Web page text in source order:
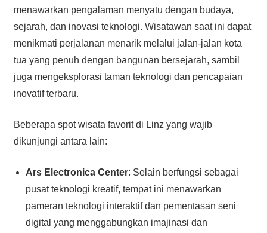
menawarkan pengalaman menyatu dengan budaya,
sejarah, dan inovasi teknologi. Wisatawan saat ini dapat
menikmati perjalanan menarik melalui jalan-jalan kota
tua yang penuh dengan bangunan bersejarah, sambil
juga mengeksplorasi taman teknologi dan pencapaian
inovatif terbaru.
Beberapa spot wisata favorit di Linz yang wajib
dikunjungi antara lain:
Ars Electronica Center: Selain berfungsi sebagai
pusat teknologi kreatif, tempat ini menawarkan
pameran teknologi interaktif dan pementasan seni
digital yang menggabungkan imajinasi dan